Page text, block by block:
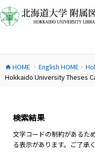
ン
テ
ス
キ
home HOME chevron_right English HOMEchevron_right
Hokkaido University Theses
検索結果
文字コードの制約があるた
る表示があります。ご了承く